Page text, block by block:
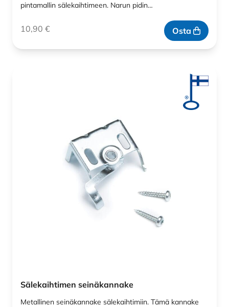
pintamallin sälekaihtimeen. Narun pidin…
10,90 € Osta
Sälekaihtimen seinäkannake
Metallinen seinäkannake sälekaihtimiin. Tämä kannake